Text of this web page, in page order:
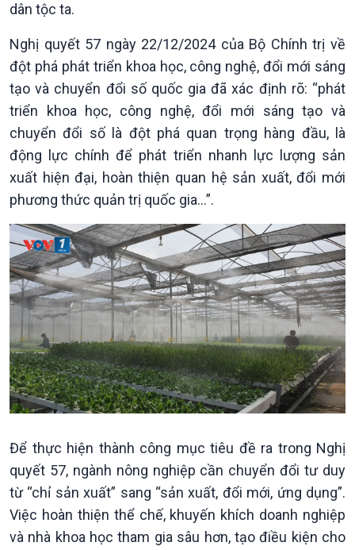
Chính trị
Tin Chính trị
Chính phủ với người dân
Quốc hội với cử tri
Xây dựng đảng
Đảng trong cuộc sống
Pháp luật và đời sống
Thế giới
Tin thế giới
Vấn đề quốc tế
Hồ sơ sự kiện quốc tế
Thế giới & Việt Nam
Biên cương - Một dải vững
Kinh tế
Tin Kinh tế
Trước giờ mở cửa
Dòng chảy Kinh tế
Sức sống hàng Việt
Khởi nghiệp
Nông nghiệp & Biển đảo
Tin Nông nghiệp & Biển
đảo
Mùa vàng
Biển đảo Việt Nam
Tâm tình biên giới và hải
dân tộc ta.
Nghị quyết 57 ngày 22/12/2024 của Bộ Chính trị về
đột phá phát triển khoa học, công nghệ, đổi mới sáng
tạo và chuyển đổi số quốc gia đã xác định rõ: “phát
triển khoa học, công nghệ, đổi mới sáng tạo và
chuyển đổi số là đột phá quan trọng hàng đầu, là
động lực chính để phát triển nhanh lực lượng sản
xuất hiện đại, hoàn thiện quan hệ sản xuất, đổi mới
phương thức quản trị quốc gia…”.
Để thực hiện thành công mục tiêu đề ra trong Nghị
quyết 57, ngành nông nghiệp cần chuyển đổi tư duy
từ “chỉ sản xuất” sang “sản xuất, đổi mới, ứng dụng”.
Việc hoàn thiện thể chế, khuyến khích doanh nghiệp
và nhà khoa học tham gia sâu hơn, tạo điều kiện cho